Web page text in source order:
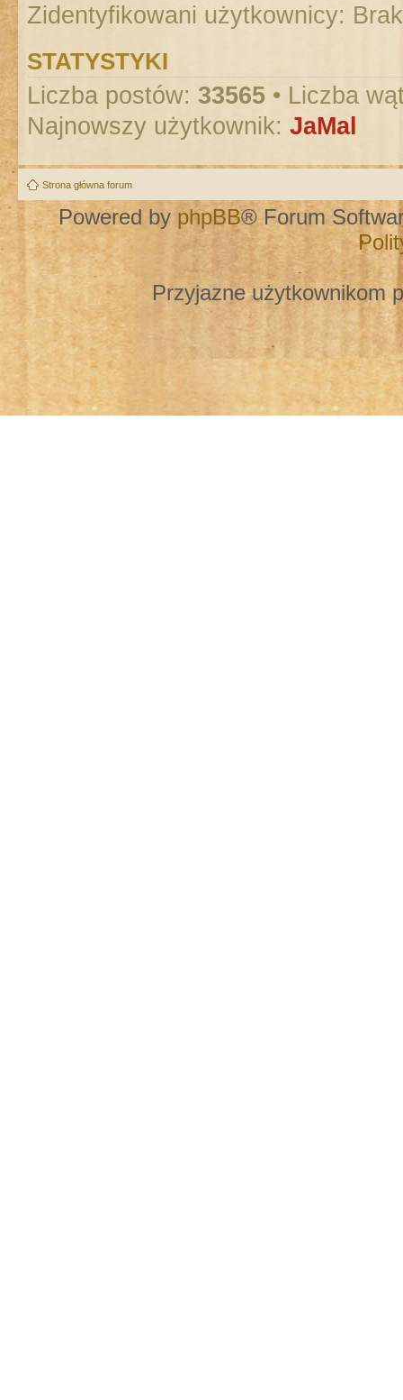
Zidentyfikowani użytkownicy:
STATYSTYKI
Liczba postów: 33565 • Liczba
Najnowszy użytkownik: JaMal
Strona główna forum
Powered by phpBB® Forum
Przyjazne użytkownikom